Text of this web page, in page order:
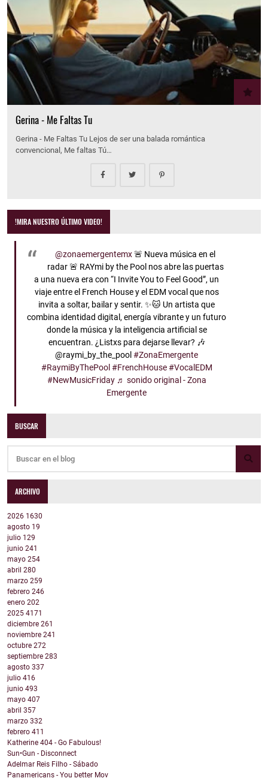
Gerina - Me Faltas Tu
Gerina - Me Faltas Tu Lejos de ser una balada romántica
convencional, Me faltas Tú…
!MIRA NUESTRO ÚLTIMO VIDEO!
@zonaemergentemx🚨 Nueva música en el
radar 🚨 RAYmi by the Pool nos abre las puertas
a una nueva era con “I Invite You to Feel Good”, un
viaje entre el French House y el EDM vocal que nos
invita a soltar, bailar y sentir. ✨🐱 Un artista que
combina identidad digital, energía vibrante y un futuro
donde la música y la inteligencia artificial se
encuentran. ¿Listxs para dejarse llevar? 🎶
@raymi_by_the_pool#ZonaEmergente
#RaymiByThePool #FrenchHouse #VocalEDM
#NewMusicFriday ♬ sonido original - Zona
Emergente
BUSCAR
ARCHIVO
2026 1630
agosto 19
julio 129
junio 241
mayo 254
abril 280
marzo 259
febrero 246
enero 202
2025 4171
diciembre 261
noviembre 241
octubre 272
septiembre 283
agosto 337
julio 416
junio 493
mayo 407
abril 357
marzo 332
febrero 411
Katherine 404 - Go Fabulous!
Sun•Gun - Disconnect
Adelmar Reis Filho - Sábado
Panamericans - You better Mov